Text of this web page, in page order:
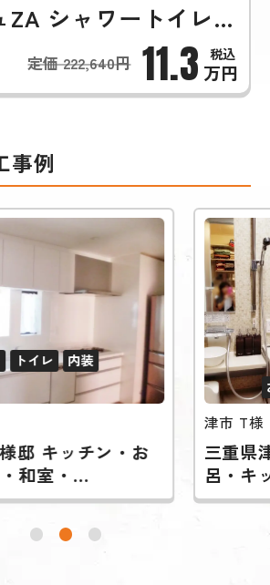
アメージュZA シャワートイレ（フチレス）
定価 222,640円 11.3 万円
事例
トイレ
内装
邸 キッチン・お
和室・...
津市 T様
三重県
呂・キ